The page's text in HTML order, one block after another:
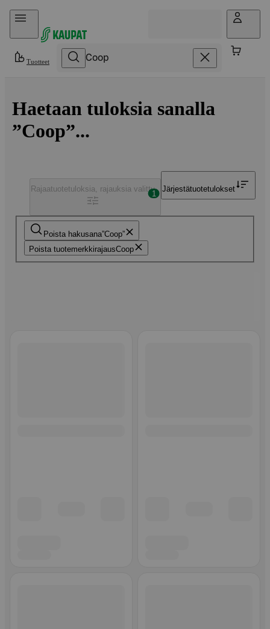
Hyppää sisältöön
Tuotteet
Haetaan tuloksia sanalla
”Coop”...
Poista hakusana Coop
Poista tuotemerkkirajausCoop
Rajaatuotetuloksia, rajauksia valittu
1
Järjestätuotetulokset